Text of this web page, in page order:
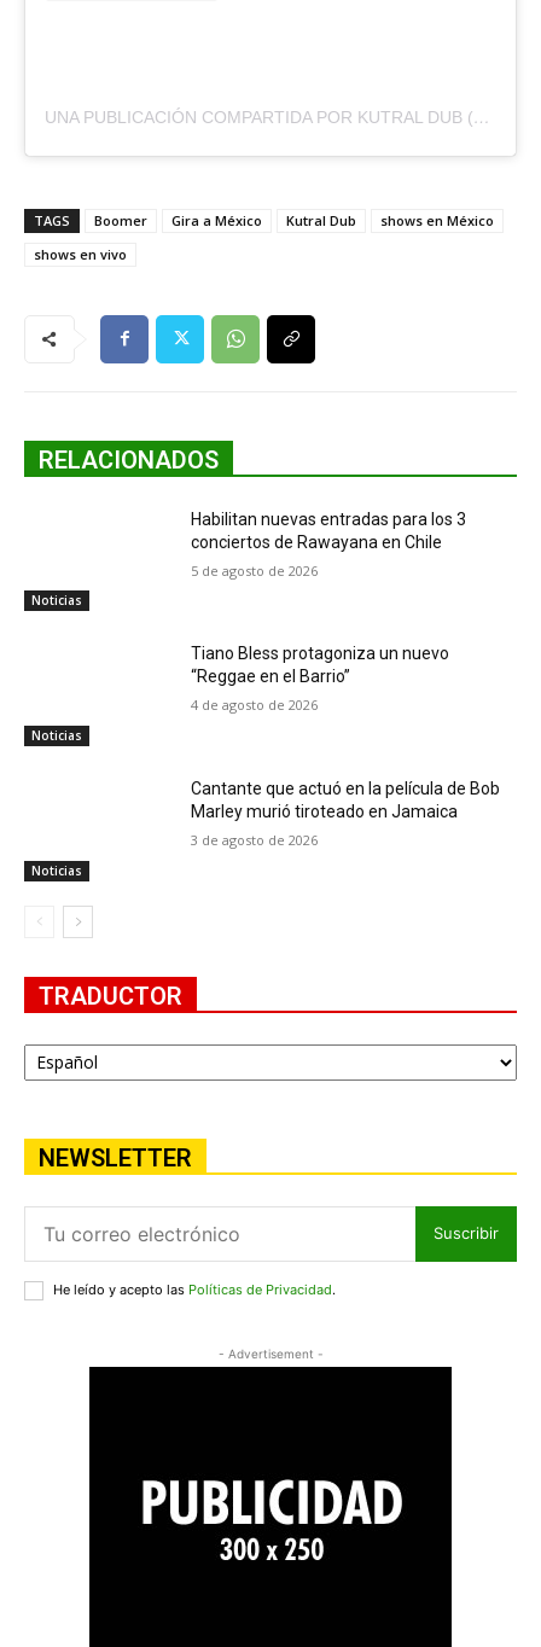
UNA PUBLICACIÓN COMPARTIDA POR KUTRAL DUB (@KUTRALDUB)
TAGS Boomer Gira a México Kutral Dub
shows en México
shows en vivo
RELACIONADOS
Noticias
Habilitan nuevas entradas para los 3
conciertos de Rawayana en Chile
5 de agosto de 2026
Noticias
Tiano Bless protagoniza un nuevo
“Reggae en el Barrio”
4 de agosto de 2026
Noticias
Cantante que actuó en la película de Bob
Marley murió tiroteado en Jamaica
3 de agosto de 2026
TRADUCTOR
NEWSLETTER
Suscribir
He leído y acepto las Políticas de Privacidad.
- Advertisement -